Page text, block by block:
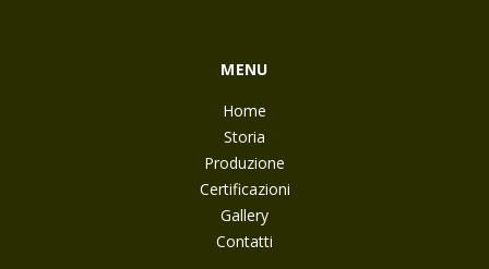
MENU
Home
Storia
Produzione
Certificazioni
Gallery
Contatti